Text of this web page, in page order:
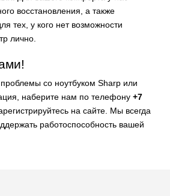
восстановления, а также
тех, у кого нет возможности
лично.
со ноутбуком Sharp или
наберите нам по телефону +7
на сайте. Мы всегда
работоспособность вашей